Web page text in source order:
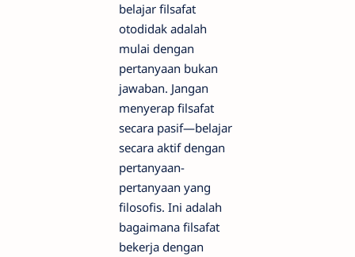
belajar filsafat
otodidak adalah
mulai dengan
pertanyaan bukan
jawaban. Jangan
menyerap filsafat
secara pasif—belajar
secara aktif dengan
pertanyaan-
pertanyaan yang
filosofis. Ini adalah
bagaimana filsafat
bekerja dengan